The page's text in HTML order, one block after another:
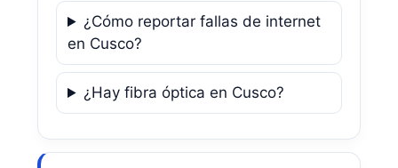
¿Cómo reportar fallas de internet
en Cusco?
¿Hay fibra óptica en Cusco?